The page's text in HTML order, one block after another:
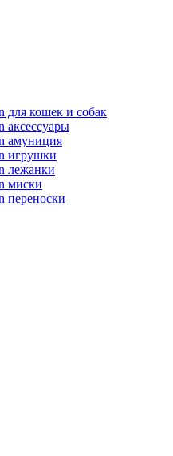
для кошек и собак
аксессуары
амуниция
игрушки
лежанки
миски
переноски